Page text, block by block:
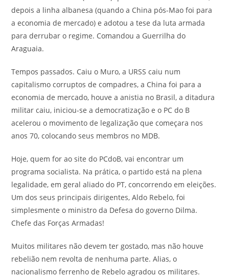
depois a linha albanesa (quando a China pós-Mao foi para
a economia de mercado) e adotou a tese da luta armada
para derrubar o regime. Comandou a Guerrilha do
Araguaia.
Tempos passados. Caiu o Muro, a URSS caiu num
capitalismo corruptos de compadres, a China foi para a
economia de mercado, houve a anistia no Brasil, a ditadura
militar caiu, iniciou-se a democratização e o PC do B
acelerou o movimento de legalização que começara nos
anos 70, colocando seus membros no MDB.
Hoje, quem for ao site do PCdoB, vai encontrar um
programa socialista. Na prática, o partido está na plena
legalidade, em geral aliado do PT, concorrendo em eleições.
Um dos seus principais dirigentes, Aldo Rebelo, foi
simplesmente o ministro da Defesa do governo Dilma.
Chefe das Forças Armadas!
Muitos militares não devem ter gostado, mas não houve
rebelião nem revolta de nenhuma parte. Alias, o
nacionalismo ferrenho de Rebelo agradou os militares.